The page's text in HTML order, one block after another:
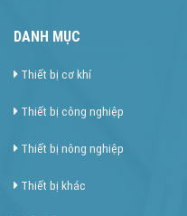
DANH MỤC
Thiết bị cơ khí
Thiết bị công nghiệp
Thiết bị nông nghiệp
Thiết bị khác